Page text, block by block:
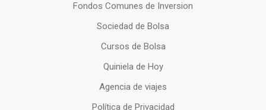
Fondos Comunes de Inversion
Sociedad de Bolsa
Cursos de Bolsa
Quiniela de Hoy
Agencia de viajes
Política de Privacidad